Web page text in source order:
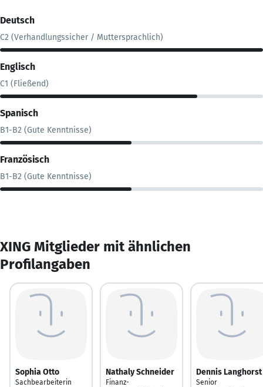
Deutsch
C2 (Verhandlungssicher / Muttersprachlich)
Englisch
C1 (Fließend)
Spanisch
B1-B2 (Gute Kenntnisse)
Französisch
B1-B2 (Gute Kenntnisse)
XING Mitglieder mit ähnlichen
Profilangaben
Sophia Otto
Sachbearbeiterin
Nathaly Schneider
Finanz-
Dennis Langhorst
Senior